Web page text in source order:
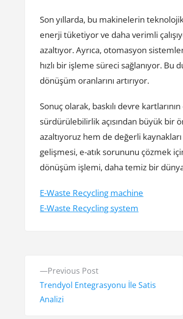
Son yıllarda, bu makinelerin
enerji tüketiyor ve daha verimli
azaltıyor. Ayrıca, otomasyon
hızlı bir işleme süreci sağlanıyor.
dönüşüm oranlarını artırıyor.
Sonuç olarak, baskılı devre
sürdürülebilirlik açısından büyük bir
azaltıyoruz hem de değerli
gelişmesi, e-atık sorununu çözmek
dönüşüm işlemi, daha temiz bir dünya
E-Waste Recycling machine
E-Waste Recycling system
Previous PostP
r
Trendyol Entegrasyonu İle Satis
Analizi